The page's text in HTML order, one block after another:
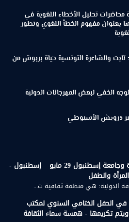
محاضرات تحليل الأخطاء اللغوية في
بعنوان مفهوم الخطأ اللغوي وتطور
ثابت والشاعرة التونسية حياة بربوش من
الخفي لبعض المهرجانات الدولية
درويش الأسيوطي
زيارة علمية إلى جامعة مرمرة وجامعة إسطنبول 29 مايو – إسطنبول -
والطفل
الدولية: هي منظمة ثقافية ت...
الحفل الختامي السنوي لمكتب
تكريمها - همسة سماء الثقافة